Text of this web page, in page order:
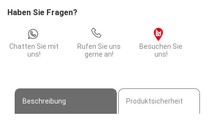
Menge
Haben Sie Fragen?
Chatten Sie mit
uns!
Rufen Sie uns
gerne an!
Besuchen Sie
uns!
Beschreibung Produktsicherheit